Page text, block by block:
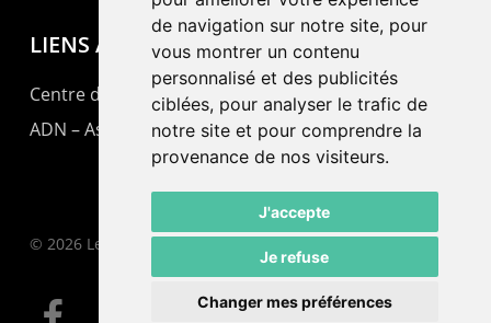
de navigation sur notre site, pour
vous montrer un contenu
personnalisé et des publicités
ciblées, pour analyser le trafic de
notre site et pour comprendre la
provenance de nos visiteurs.
J'accepte
Je refuse
Changer mes préférences
LIENS AMIS
Centre de culture ABC
ADN – Association Danse Neuchâtel
© 2026 Le Pommier.
facebook email